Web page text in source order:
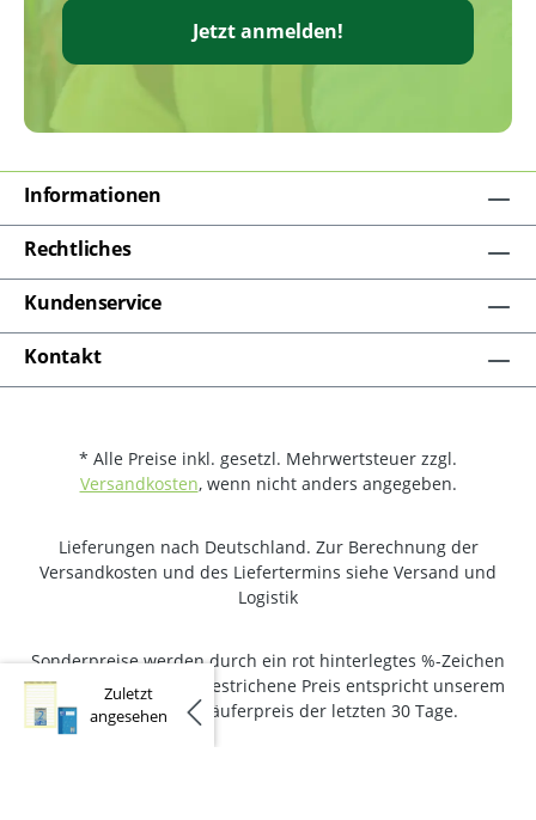
Jetzt anmelden!
Zuletzt
angesehen
Informationen
Rechtliches
Kundenservice
Kontakt
* Alle Preise inkl. gesetzl. Mehrwertsteuer zzgl.
Versandkosten, wenn nicht anders angegeben.
Lieferungen nach Deutschland. Zur Berechnung der
Versandkosten und des Liefertermins siehe Versand und
Logistik
Sonderpreise werden durch ein rot hinterlegtes %-Zeichen
gekennzeichnet. Der gestrichene Preis entspricht unserem
niedrigsten Verkäuferpreis der letzten 30 Tage.